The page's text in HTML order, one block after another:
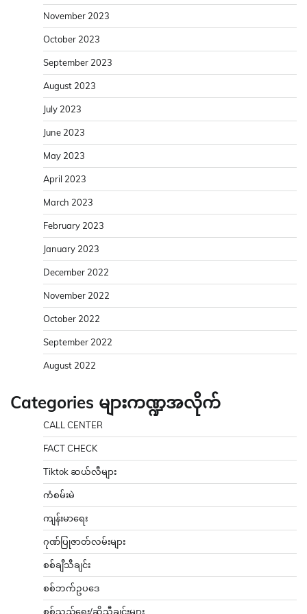
November 2023
October 2023
September 2023
August 2023
July 2023
June 2023
May 2023
April 2023
March 2023
February 2023
January 2023
December 2022
November 2022
October 2022
September 2022
August 2022
Categories များကဏ္ဍအလိုက်
CALL CENTER
FACT CHECK
Tiktok ဆယ်လီများ
ကံစမ်းမဲ
ကျန်းမာရေး
ဂုဏ်ပြုဇာတ်လမ်းများ
စစ်ချီသီချင်း
စစ်ဘက်ဥပဒေ
စစ်သည်ရေး/ဆိုသီချင်းများ